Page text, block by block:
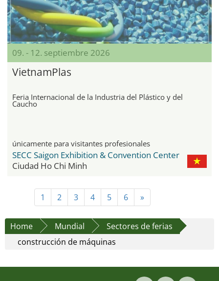
09. - 12. septiembre 2026
VietnamPlas
Feria Internacional de la Industria del Plástico y del
Caucho
únicamente para visitantes profesionales
SECC Saigon Exhibition & Convention Center
Ciudad Ho Chi Minh
1 2 3 4 5 6 »
Home Mundial
Sectores de ferias
construcción de máquinas